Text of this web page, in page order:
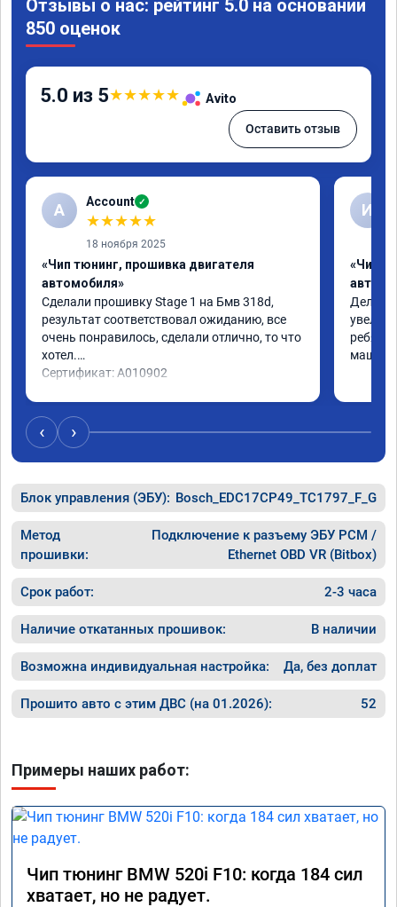
Отзывы о нас: рейтинг 5.0 на основании
850 оценок
5.0 из 5★★★★★ Avito
Оставить отзыв
A Account ✓
★★★★★
18 ноября 2025
«Чип тюнинг, прошивка двигателя
автомобиля»
Сделали прошивку Stage 1 на Бмв 318d,
результат соответствовал ожиданию, все
очень понравилось, сделали отлично, то что
хотел.
Сертификат: A010902
И
«Чип
Делали
ребята
машина
‹ ›
Блок управления (ЭБУ): Bosch_EDC17CP49_TC1797_F_G
Метод
прошивки:
Подключение к разъему ЭБУ PCM /
Ethernet OBD VR (Bitbox)
Срок работ: 2-3 часа
Наличие откатанных прошивок: В наличии
Возможна индивидуальная настройка: Да, без доплат
Прошито авто с этим ДВС (на 01.2026): 52
Примеры наших работ:
Чип тюнинг BMW 520i F10: когда 184 сил
хватает, но не радует.